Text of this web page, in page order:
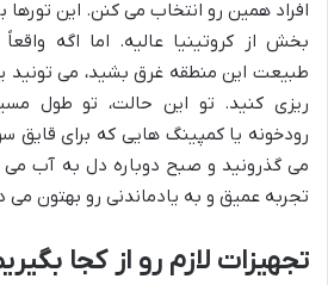
افراد همین رو انتخاب می کنن. این
بخش از کروتینیا عالیه. اما اگه
طبیعت این منطقه غرق بشید، می تونید
ریزی کنید. تو این حالت، تو طول
رودخونه یا کمپینگ هایی که برای قایق
می گذرونید و صبح دوباره دل به آب می
تجربه عمیق و به یادماندنی رو بهتون می
تجهیزات لازم رو از کجا